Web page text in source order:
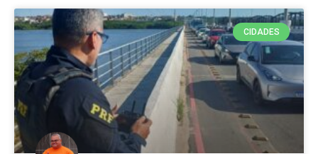
CIDADES